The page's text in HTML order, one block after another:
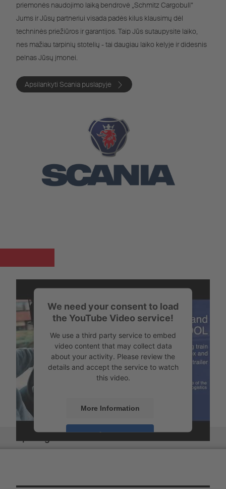
priemonės naudojimo laiką bendrovė „Schmitz Cargobull“
Jums ir Jūsų partneriui visada padės kilus klausimų dėl
techninės priežiūros ir garantijos. Taip Jūs sutaupysite laiko,
nes mažiau tarpinių stotelių - tai daugiau laiko kelyje ir didesnis
pelnas Jūsų įmonei.
Apsilankyti Scania puslapyje
We need your consent to load
the YouTube Video service!
We use a third party service to embed
video content that may collect data
about your activity. Please review the
details and accept the service to watch
this video.
More Information
Accept
Apžvalga